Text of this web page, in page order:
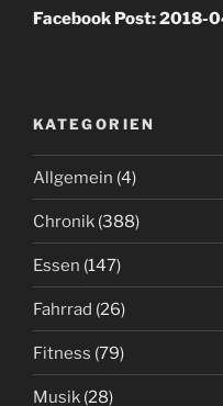
Beitrag
Facebook Post: 2018-
KATEGORIEN
Allgemein (4)
Chronik (388)
Essen (147)
Fahrrad (26)
Fitness (79)
Musik (28)